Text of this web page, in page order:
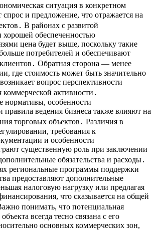
ситуация в конкретном
и предложение, что отражается на
В районах с развитой
хорошей обеспеченностью
цена будет выше, поскольку такие
потребителей и обеспечивают
Обратная сторона — менее
где стоимость может быть значительно
вопрос перспективности
активности․
нормативы, особенности
правила ведения бизнеса также влияют на
торговых объектов․ Различия в
требования к
и особенности
существенную роль при заключении
обязательства и расходы․
региональные программы поддержки
предоставляют дополнительные
налоговую нагрузку или предлагая
что сказывается на общей
понимать, что потенциальная
всегда тесно связана с его
основных коммерческих зон,